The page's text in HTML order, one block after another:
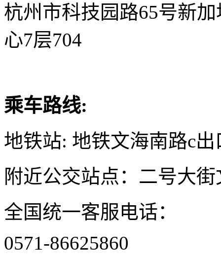
杭州市科技园路65号新
心7层704
乘车路线:
地铁站: 地铁文海南路c出
附近公交站点：二号大
全国统一客服电话：
0571-86625860